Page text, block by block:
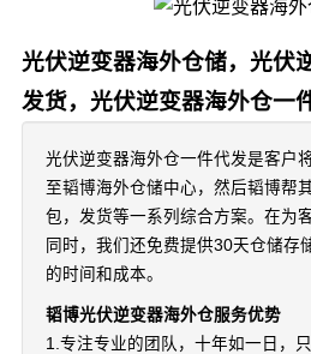
光伏逆变器海外仓储，光伏
发货，光伏逆变器海外仓一
光伏逆变器海外仓一件代发是客户
至韬博海外仓储中心，然后韬博帮
包，发货等一系列综合方案。在为
同时，我们还免费提供30天仓储存
的时间和成本。
韬博光伏逆变器海外仓服务优势
1.专注专业的团队，十年如一日，